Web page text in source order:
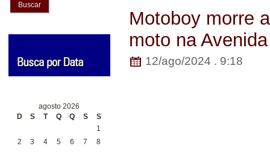
Buscar
agosto 2026
D
S T Q Q S
S
1
2
3 4 5 6 7
8
Motoboy morre
moto na
12/ago/2024 . 9:18